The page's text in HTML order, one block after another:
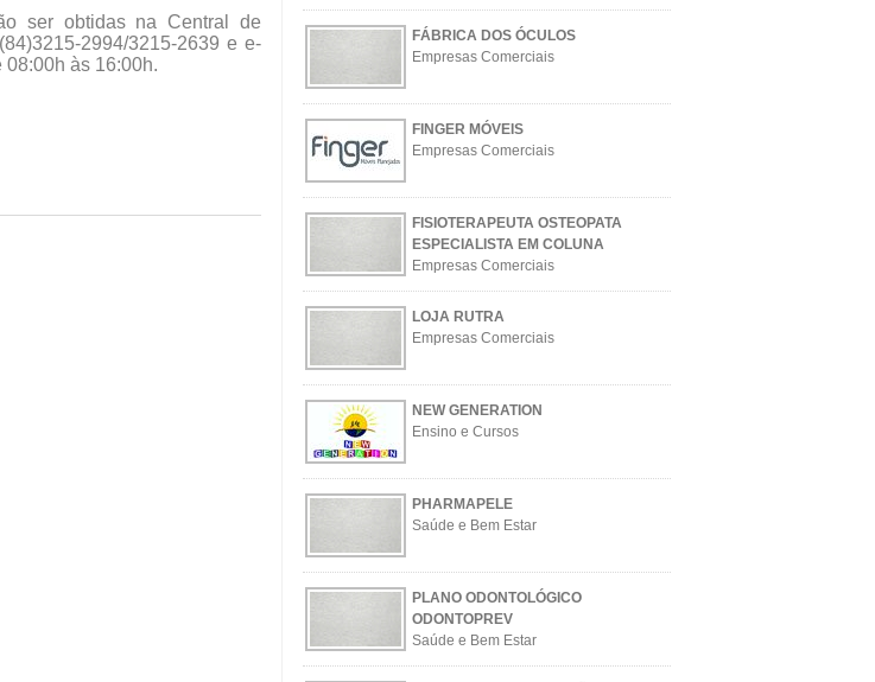
ser obtidas na Central de
2994/3215-2639 e e-
08:00h às 16:00h.
FÁBRICA DOS ÓCULOS
Empresas Comerciais
FINGER MÓVEIS
Empresas Comerciais
FISIOTERAPEUTA OSTEOPATA
ESPECIALISTA EM COLUNA
Empresas Comerciais
LOJA RUTRA
Empresas Comerciais
NEW GENERATION
Ensino e Cursos
PHARMAPELE
Saúde e Bem Estar
PLANO ODONTOLÓGICO
ODONTOPREV
Saúde e Bem Estar